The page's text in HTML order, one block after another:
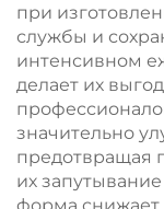
при
службы и
интенсивном
делает их
значительно
предотвращая
их